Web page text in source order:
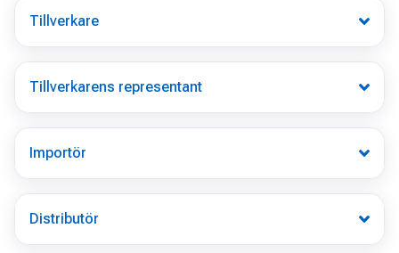
Tillverkare
Tillverkarens representant
Importör
Distributör